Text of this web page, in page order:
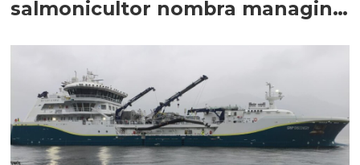
salmonicultor nombra managing